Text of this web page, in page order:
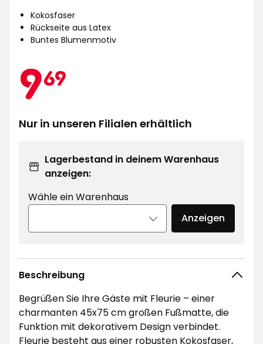
Kokosfaser
Rückseite aus Latex
Buntes Blumenmotiv
Aktionspreis
969
€
Nur in unseren Filialen erhältlich
Lagerbestand in deinem Warenhaus
anzeigen:
Wähle ein Warenhaus
Anzeigen
Beschreibung
Begrüßen Sie Ihre Gäste mit Fleurie – einer
charmanten 45x75 cm großen Fußmatte, die
Funktion mit dekorativem Design verbindet.
Fleurie besteht aus einer robusten Kokosfaser,